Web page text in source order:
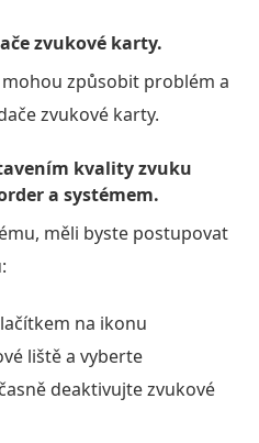
zvukové karty.
způsobit problém a
zvukové karty.
kvality zvuku
a systémem.
měli byste postupovat
na ikonu
liště a vyberte
deaktivujte zvukové